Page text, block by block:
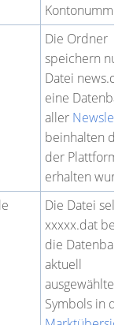
Die Ordner
speichern
Datei
eine
aller
beinhalten
der Plattform
erhalten
Die Datei
xxxxx.dat
die
aktuell
ausgewählten
Symbols in